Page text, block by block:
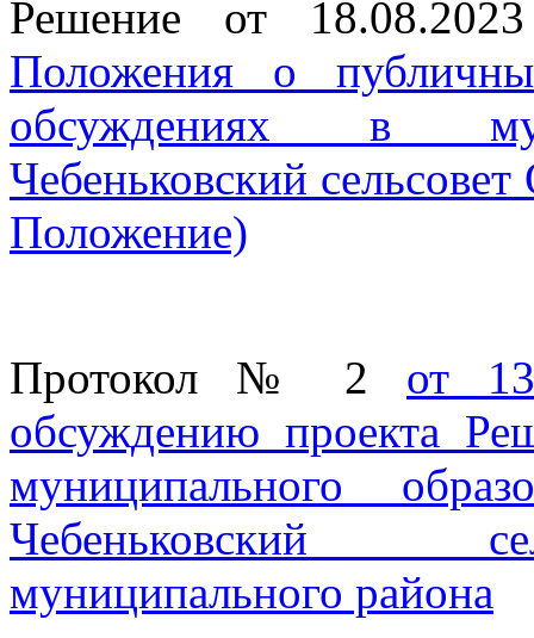
Решение от
Положения о
обсуждениях в
Чебеньковский
Положение)
Протокол № 2 от
обсуждению проекта
муниципального
Чебеньковский
муниципального района